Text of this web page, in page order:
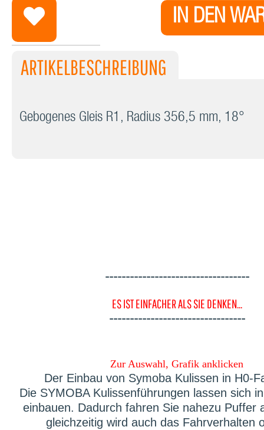
IN DEN
ARTIKELBESCHREIBUNG
Gebogenes Gleis R1, Radius 356,5 mm, 18°
-----------------------------------
ES IST EINFACHER ALS SIE DENKEN...
---------------------------------
Zur Auswahl, Grafik anklicken
Der Einbau von Symoba Kulissen in H0-
Die SYMOBA Kulissenführungen lassen sich
einbauen. Dadurch fahren Sie nahezu Puffer
gleichzeitig wird auch das Fahrverhalten